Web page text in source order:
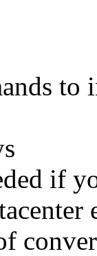
to
if